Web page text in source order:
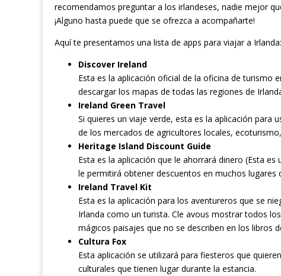
recomendamos preguntar a los irlandeses, nadie mejor
¡Alguno hasta puede que se ofrezca a acompañarte!
Aquí te presentamos una lista de apps para viajar a Irlanda:
Discover Ireland
Esta es la aplicación oficial de la oficina de turismo
descargar los mapas de todas las regiones de
Ireland Green Travel
Si quieres un viaje verde, esta es la aplicación para
de los mercados de agricultores locales,
Heritage Island Discount Guide
Esta es la aplicación que le ahorrará dinero (Esta es
le permitirá obtener descuentos en muchos lugares
Ireland Travel Kit
Esta es la aplicación para los aventureros que se
Irlanda como un turista. Cle avous mostrar todos
mágicos paisajes que no se describen en los libros
Cultura Fox
Esta aplicación se utilizará para fiesteros que
culturales que tienen lugar durante la estancia.